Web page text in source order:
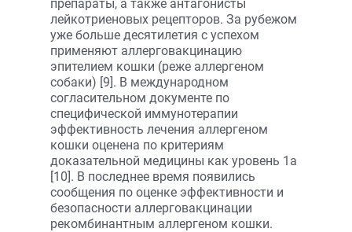
препараты, а также антагонисты
лейкотриеновых рецепторов. За рубежом
уже больше десятилетия с успехом
применяют аллерговакцинацию
эпителием кошки (реже аллергеном
собаки) [9]. В международном
согласительном документе по
специфической иммунотерапии
эффективность лечения аллергеном
кошки оценена по критериям
доказательной медицины как уровень 1а
[10]. В последнее время появились
сообщения по оценке эффективности и
безопасности аллерговакцинации
рекомбинантным аллергеном кошки.